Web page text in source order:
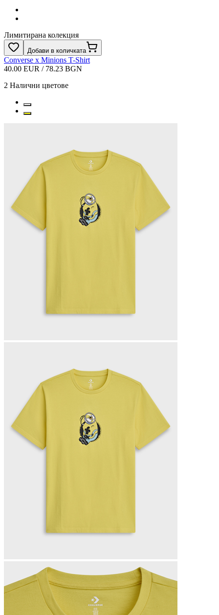
Лимитирана колекция
Добави в количката
Converse x Minions T-Shirt
40.00 EUR / 78.23 BGN
2 Налични цветове